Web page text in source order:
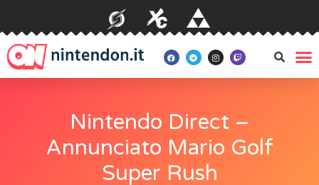
Nintendo Direct –
Annunciato Mario Golf
Super Rush